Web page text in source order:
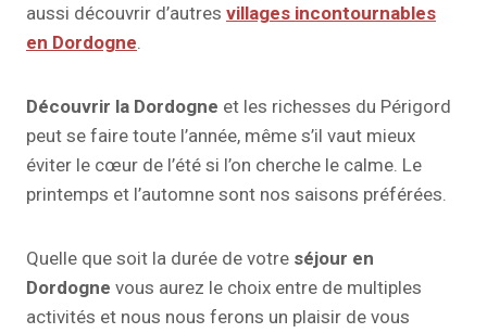
aussi découvrir d’autres villages incontournables
en Dordogne
Découvrir la Dordogne et les richesses du Périgord
peut se faire toute l’année, même s’il vaut mieux
éviter le cœur de l’été si l’on cherche le calme. Le
printemps et l’automne sont nos saisons préférées.
Quelle que soit la durée de votre séjour en
Dordogne vous aurez le choix entre de multiples
activités et nous nous ferons un plaisir de vous